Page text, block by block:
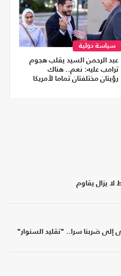
سياسة دولية
عبد الرحمن السيد يقلب هجوم
ترامب عليه: نعم.. هناك
رؤيتان مختلفتان تماما لأمريكا
لا يزال يقاوم
ضربنا سرا.. "تقليد السنوار"